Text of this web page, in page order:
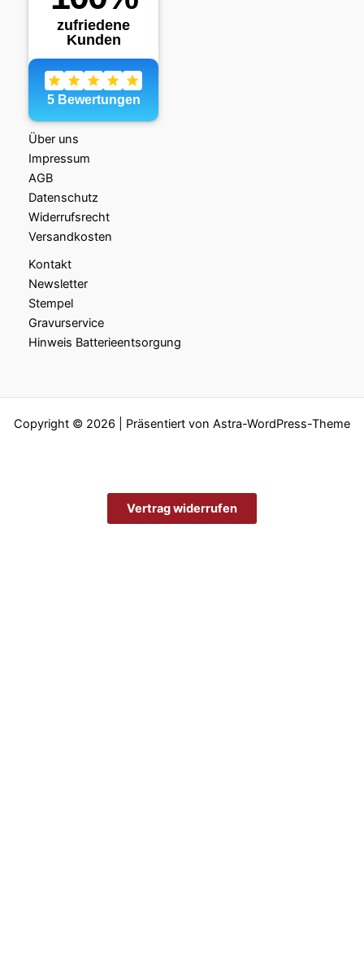
Über uns
Impressum
AGB
Datenschutz
Widerrufsrecht
Versandkosten
Kontakt
Newsletter
Stempel
Gravurservice
Hinweis Batterieentsorgung
Copyright © 2026 | Präsentiert von Astra-WordPress-Theme
Vertrag widerrufen